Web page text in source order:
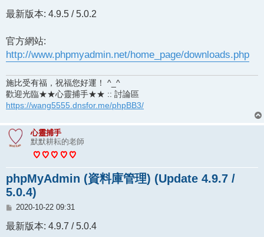
最新版本: 4.9.5 / 5.0.2
官方網站:
http://www.phpmyadmin.net/home_page/downloads.php
施比受有福，祝福您好運！ ^_^
歡迎光臨★★心靈捕手★★ :: 討論區
https://wang5555.dnsfor.me/phpBB3/
心靈捕手
默默耕耘的老師
phpMyAdmin (資料庫管理) (Update 4.9.7 /
5.0.4)
文
2020-10-22 09:31
最新版本: 4.9.7 / 5.0.4